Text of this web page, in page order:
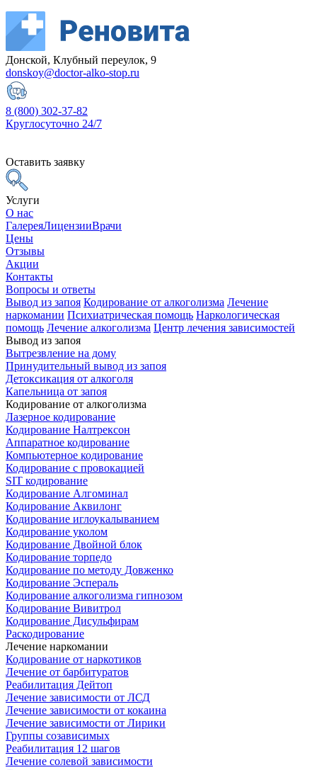
Донской, Клубный переулок, 9
donskoy@doctor-alko-stop.ru
8 (800) 302-37-82
Круглосуточно 24/7
Оставить заявку
Услуги
О нас
ГалереяЛицензииВрачи
Цены
Отзывы
Акции
Контакты
Вопросы и ответы
Вывод из запоя Кодирование от алкоголизма Лечение
наркомании Психиатрическая помощь Наркологическая
помощь Лечение алкоголизма Центр лечения зависимостей
Вывод из запоя
Вытрезвление на дому
Принудительный вывод из запоя
Детоксикация от алкоголя
Капельница от запоя
Кодирование от алкоголизма
Лазерное кодирование
Кодирование Налтрексон
Аппаратное кодирование
Компьютерное кодирование
Кодирование с провокацией
SIT кодирование
Кодирование Алгоминал
Кодирование Аквилонг
Кодирование иглоукалыванием
Кодирование уколом
Кодирование Двойной блок
Кодирование торпедо
Кодирование по методу Довженко
Кодирование Эспераль
Кодирование алкоголизма гипнозом
Кодирование Вивитрол
Кодирование Дисульфирам
Раскодирование
Лечение наркомании
Кодирование от наркотиков
Лечение от барбитуратов
Реабилитация Дейтоп
Лечение зависимости от ЛСД
Лечение зависимости от кокаина
Лечение зависимости от Лирики
Группы созависимых
Реабилитация 12 шагов
Лечение солевой зависимости